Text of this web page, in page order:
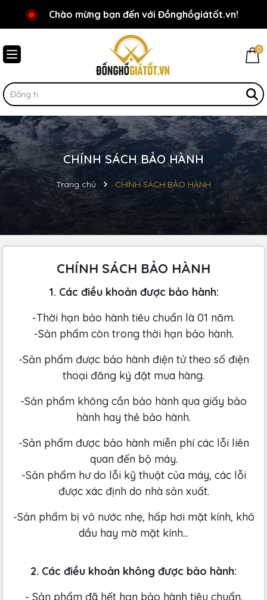
Chào mừng bạn đến với Đồnghồgiátốt.vn!
Chương trình khuyến mãi đang chờ đợi bạn
0
CHÍNH SÁCH BẢO HÀNH
Trang chủ CHÍNH SÁCH BẢO HÀNH
CHÍNH SÁCH BẢO HÀNH
1. Các điều khoản được bảo hành:
-Thời hạn bảo hành tiêu chuẩn là 01 năm.
-Sản phẩm còn trong thời hạn bảo hành.
-Sản phẩm được bảo hành điện tử theo số điện
thoại đăng ký đặt mua hàng.
-Sản phẩm không cần bảo hành qua giấy bảo
hành hay thẻ bảo hành.
-Sản phẩm được bảo hành miễn phí các lỗi liên
quan đến bộ máy.
-Sản phẩm hư do lỗi kỹ thuật của máy, các lỗi
được xác định do nhà sản xuất.
-Sản phẩm bị vô nước nhẹ, hấp hơi mặt kính, khô
dầu hay mờ mặt kính...
2. Các điều khoản không được bảo hành:
- Sản phẩm đã hết hạn bảo hành tiêu chuẩn.